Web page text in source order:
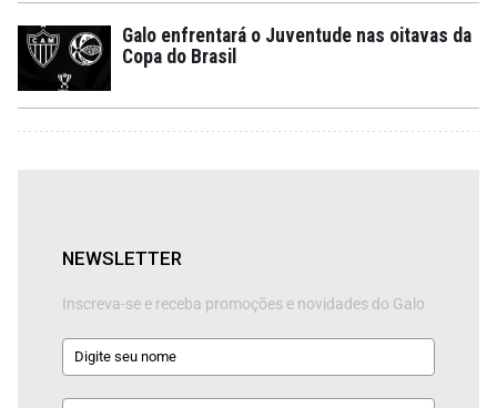
Galo enfrentará o Juventude nas oitavas da
Copa do Brasil
NEWSLETTER
Inscreva-se e receba promoções e novidades do Galo